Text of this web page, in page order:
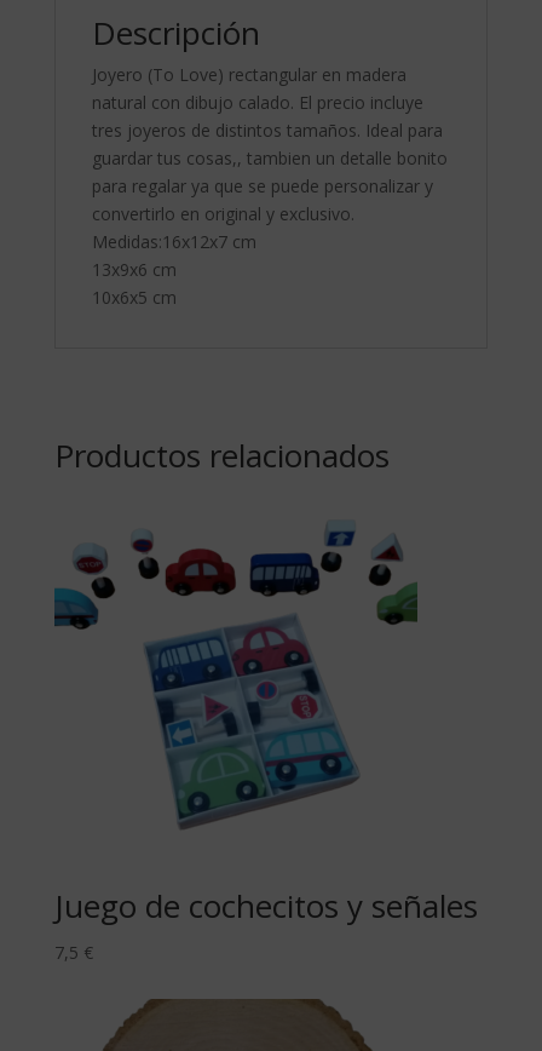
Descripción
Joyero (To Love) rectangular en madera
natural con dibujo calado. El precio incluye
tres joyeros de distintos tamaños. Ideal para
guardar tus cosas,, tambien un detalle bonito
para regalar ya que se puede personalizar y
convertirlo en original y exclusivo.
Medidas:16x12x7 cm
13x9x6 cm
10x6x5 cm
Productos relacionados
Juego de cochecitos y señales
7,5 €